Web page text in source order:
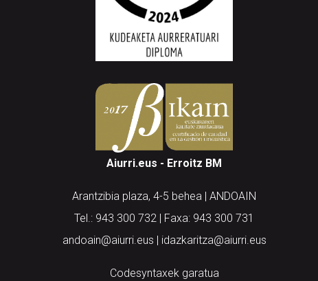
Aiurri.eus - Erroitz BM
Arantzibia plaza, 4-5 behea | ANDOAIN
Tel.: 943 300 732 | Faxa: 943 300 731
andoain@aiurri.eus | idazkaritza@aiurri.eus
Codesyntaxek garatua